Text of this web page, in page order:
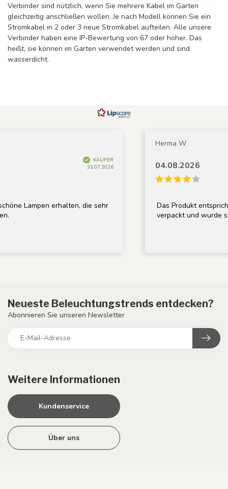
Verbinder sind nützlich, wenn Sie mehrere Kabel im Garten
gleichzeitig anschließen wollen. Je nach Modell können Sie ein
Stromkabel in 2 oder 3 neue Stromkabel aufteilen. Alle unsere
Verbinder haben eine IP-Bewertung von 67 oder höher. Das
heißt, sie können im Garten verwendet werden und sind
wasserdicht.
KÄUFER
31.07.2026
Lampen erhalten, die sehr
Herma W
04.08.2026
Das Produkt entspricht
verpackt und wurde
Weitere Informationen
Kundenservice
Über uns
Neueste Beleuchtungstrends entdecken?
Abonnieren Sie unseren Newsletter